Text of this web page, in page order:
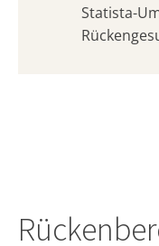
Statista-